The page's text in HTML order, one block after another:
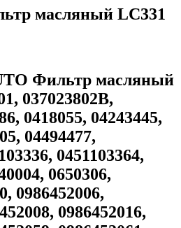
масляный LC331
Фильтр масляный
037023802B,
0418055, 04243445,
04494477,
0451103364,
0650306,
0986452006,
0986452016,